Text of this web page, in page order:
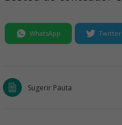
WhatsApp Twitter
Sugerir Pauta